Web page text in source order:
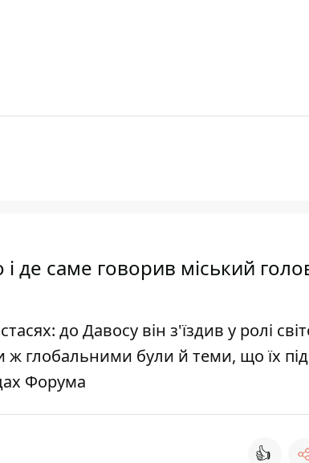
де саме говорив міський
до Давосу він з'їздив у ролі
ж глобальними були й теми, що їх
Форума
👍